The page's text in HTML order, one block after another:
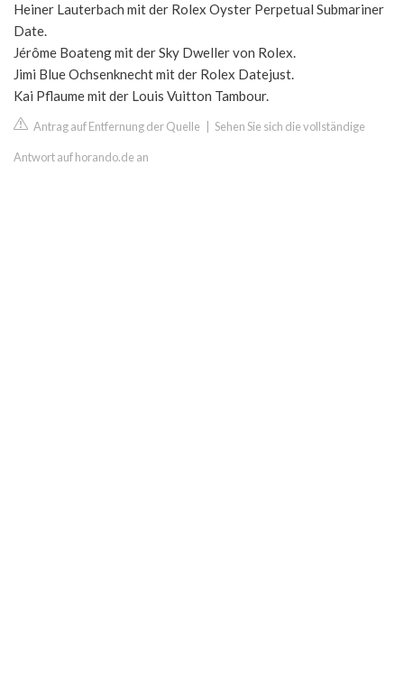
Heiner Lauterbach mit der Rolex Oyster Perpetual Submariner
Date.
Jérôme Boateng mit der Sky Dweller von Rolex.
Jimi Blue Ochsenknecht mit der Rolex Datejust.
Kai Pflaume mit der Louis Vuitton Tambour.
Antrag auf Entfernung der Quelle Sehen Sie sich die vollständige
Antwort auf horando.de an